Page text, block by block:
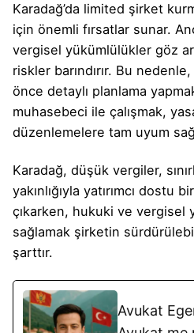
Karadağ’da limited şirket
için önemli fırsatlar sunar.
vergisel yükümlülükler göz
riskler barındırır. Bu
önce detaylı planlama
muhasebeci ile çalışmak,
düzenlemelere tam uyum
Karadağ, düşük vergiler,
yakınlığıyla yatırımcı dostu
çıkarken, hukuki ve vergisel
sağlamak şirketin
şarttır.
Avukat